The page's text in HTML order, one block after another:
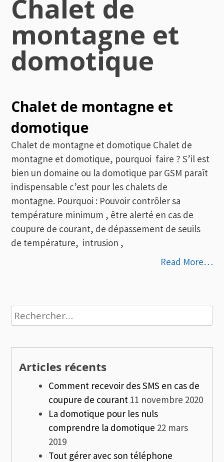
Chalet de
montagne et
domotique
Chalet de montagne et
domotique
Chalet de montagne et domotique Chalet de
montagne et domotique, pourquoi faire ? S’il est
bien un domaine ou la domotique par GSM paraît
indispensable c’est pour les chalets de
montagne. Pourquoi : Pouvoir contrôler sa
température minimum , être alerté en cas de
coupure de courant, de dépassement de seuils
de température, intrusion ,
Read More…
Rechercher :
Articles récents
Comment recevoir des SMS en cas de
coupure de courant 11 novembre 2020
La domotique pour les nuls
comprendre la domotique 22 mars
2019
Tout gérer avec son téléphone